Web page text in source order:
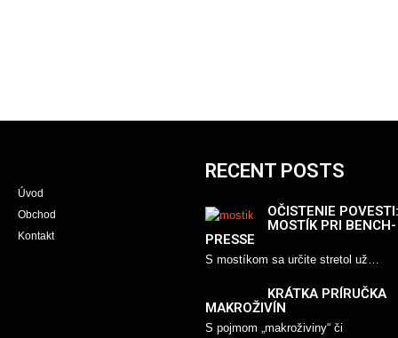
Úvod
Obchod
Kontakt
RECENT POSTS
OČISTENIE POVESTI:
MOSTÍK PRI BENCH-
PRESSE
S mostíkom sa určite stretol už…
KRÁTKA PRÍRUČKA
MAKROŽIVÍN
S pojmom „makroživiny“ či